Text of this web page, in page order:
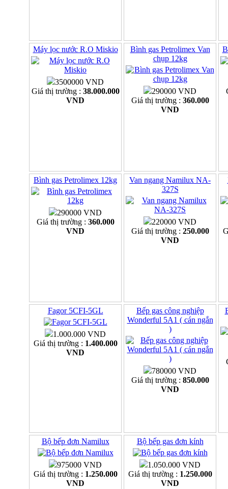
Máy lọc nước R.O Miskio
3500000 VND
Giá thị trường : 38.000.000
VND
Bình gas Petrolimex Van
chụp 12kg
290000 VND
Giá thị trường : 360.000
VND
Bình gas Petrolimex 12kg
290000 VND
Giá thị trường : 360.000
VND
Van ngang Namilux NA-
327S
220000 VND
Giá thị trường : 250.000
VND
Fagor 5CFI-5GL
1.000.000 VND
Giá thị trường : 1.400.000
VND
Bếp gas công nghiệp
Wonderful 5A1 ( cán ngắn
)
780000 VND
Giá thị trường : 850.000
VND
Bộ bếp đơn Namilux
975000 VND
Giá thị trường : 1.250.000
VND
Bộ bếp gas đơn kính
1.050.000 VND
Giá thị trường : 1.250.000
VND